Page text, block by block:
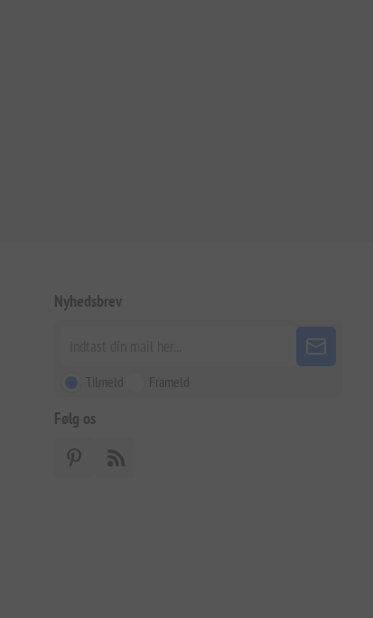
Nyhedsbrev
Tilmeld Frameld
Følg os